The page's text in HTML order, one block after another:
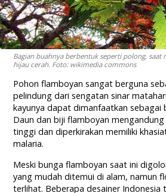
Bagian buahnya berbentuk seperti polong,
hijau cerah. Foto: wikimedia commons
Pohon flamboyan sangat berguna
pelindung dari sengatan sinar
kayunya dapat dimanfaatkan sebagai
Daun dan biji flamboyan
tinggi dan diperkirakan memiliki
malaria.
Meski bunga flamboyan saat ini
yang mudah ditemui di alam, namun
terlihat. Beberapa desainer Indonesia